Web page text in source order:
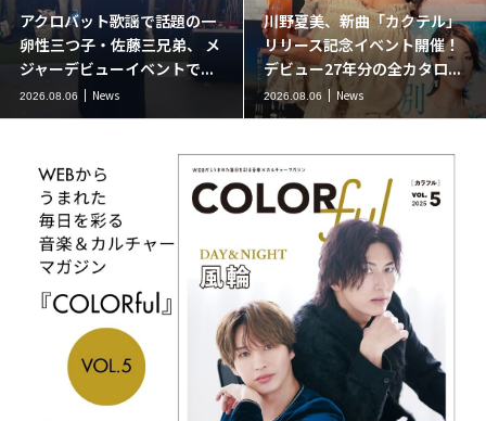
アクロバット歌謡で話題の一
卵性三つ子・佐藤三兄弟、 メ
ジャーデビューイベントで...
2026.08.06 News
川野夏美、新曲「カクテル」
リリース記念イベント開催！
デビュー27年分の全カタロ...
2026.08.06 News